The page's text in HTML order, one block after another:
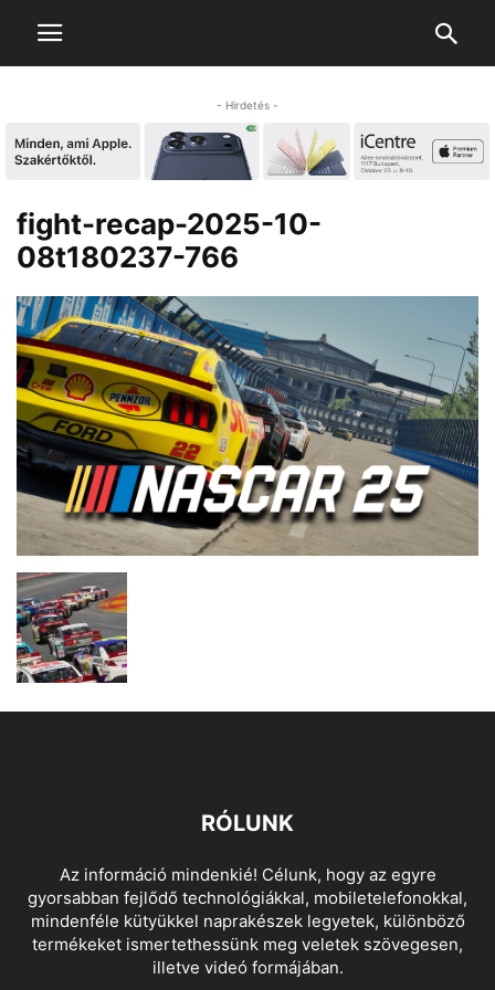
- Hirdetés -
fight-recap-2025-10-
08t180237-766
RÓLUNK
Az információ mindenkié! Célunk, hogy az egyre
gyorsabban fejlődő technológiákkal, mobiletelefonokkal,
mindenféle kütyükkel naprakészek legyetek, különböző
termékeket ismertethessünk meg veletek szövegesen,
illetve videó formájában.